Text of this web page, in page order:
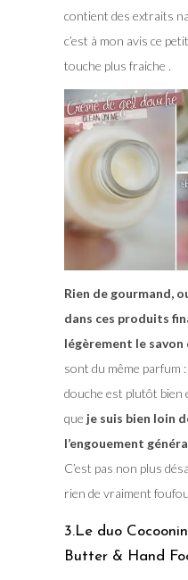
contient des extraits
c’est à mon avis ce
touche plus fraiche .
Rien de gourmand,
dans ces produits
légèrement le savon
sont du même parfum :
douche est plutôt bien
que je suis bien loin
l’engouement
C’est pas non plus
rien de vraiment
3.Le duo
Butter & Hand